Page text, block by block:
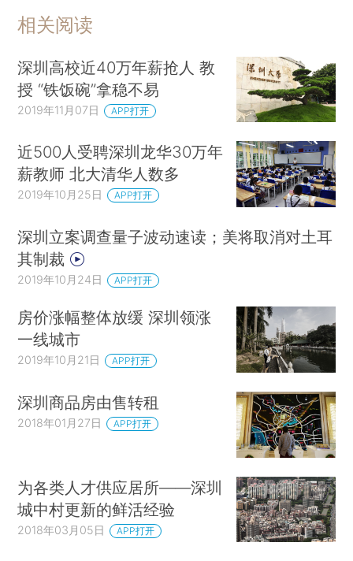
相关阅读
深圳高校近40万年薪抢人 教
授 “铁饭碗”拿稳不易
2019年11月07日 APP打开
近500人受聘深圳龙华30万年
薪教师 北大清华人数多
2019年10月25日 APP打开
深圳立案调查量子波动速读；美将取消对土耳
其制裁
2019年10月24日 APP打开
房价涨幅整体放缓 深圳领涨
一线城市
2019年10月21日 APP打开
深圳商品房由售转租
2018年01月27日 APP打开
为各类人才供应居所——深圳
城中村更新的鲜活经验
2018年03月05日 APP打开